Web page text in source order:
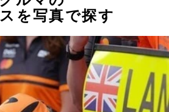
を写真で探す